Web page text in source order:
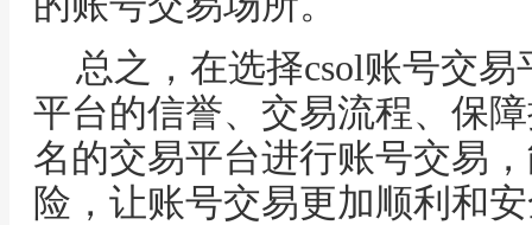
总之，在选择csol账号交
平台的信誉、交易流程、保
名的交易平台进行账号交易
险，让账号交易更加顺利和